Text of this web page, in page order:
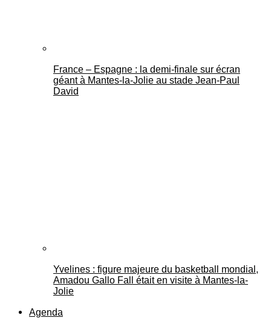
France – Espagne : la demi-finale sur écran
géant à Mantes-la-Jolie au stade Jean-Paul
David
Yvelines : figure majeure du basketball mondial,
Amadou Gallo Fall était en visite à Mantes-la-
Jolie
Agenda